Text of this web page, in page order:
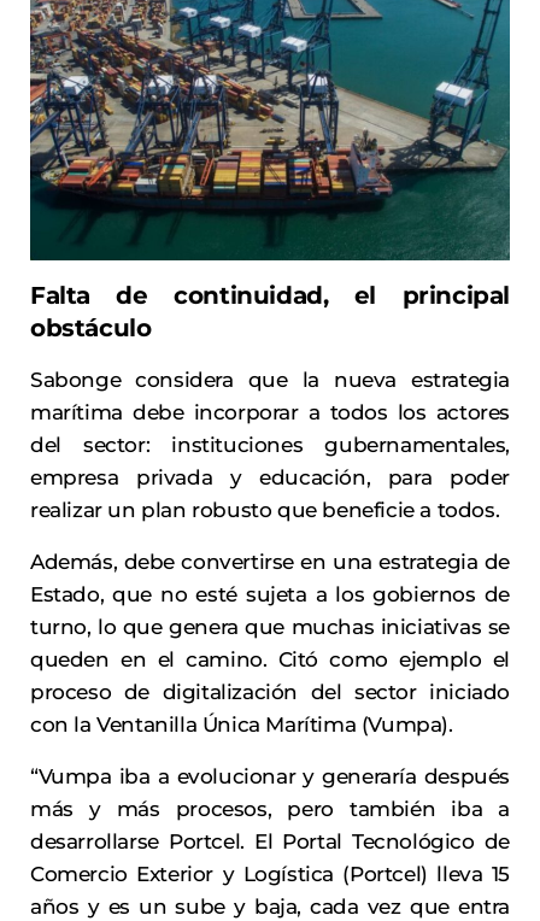
Falta de continuidad, el principal
obstáculo
Sabonge considera que la nueva estrategia
marítima debe incorporar a todos los actores
del sector: instituciones gubernamentales,
empresa privada y educación, para poder
realizar un plan robusto que beneficie a todos.
Además, debe convertirse en una estrategia de
Estado, que no esté sujeta a los gobiernos de
turno, lo que genera que muchas iniciativas se
queden en el camino. Citó como ejemplo el
proceso de digitalización del sector iniciado
con la Ventanilla Única Marítima (Vumpa).
“Vumpa iba a evolucionar y generaría después
más y más procesos, pero también iba a
desarrollarse Portcel. El Portal Tecnológico de
Comercio Exterior y Logística (Portcel) lleva 15
años y es un sube y baja, cada vez que entra